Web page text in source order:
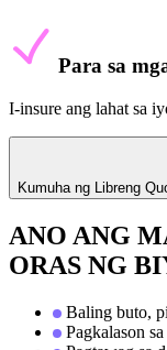
Para sa
I-insure ang lahat sa
Kumuha ng Libreng
ANO ANG
ORAS NG
Baling buto,
Pagkalason